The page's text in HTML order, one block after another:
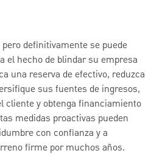
definitivamente se puede
el hecho de blindar su empresa
una reserva de efectivo, reduzca
sus fuentes de ingresos,
cliente y obtenga financiamiento
medidas proactivas pueden
con confianza y a
firme por muchos años.